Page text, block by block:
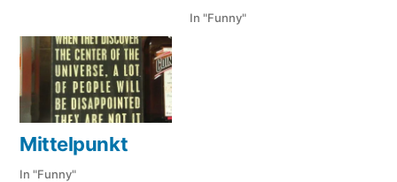
In "Funny"
Mittelpunkt
In "Funny"